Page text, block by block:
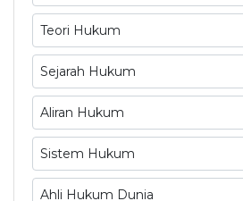
Teori Hukum
Sejarah Hukum
Aliran Hukum
Sistem Hukum
Ahli Hukum Dunia